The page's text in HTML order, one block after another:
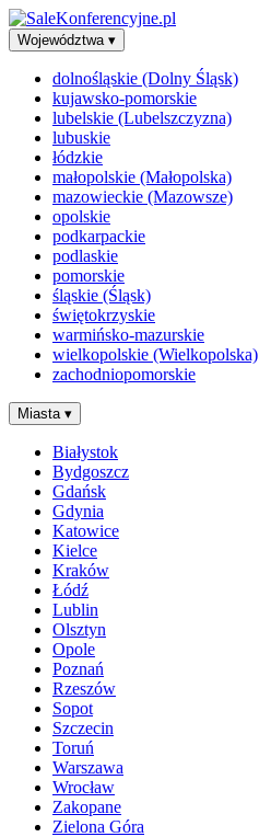
Województwa ▾
dolnośląskie (Dolny Śląsk)
kujawsko-pomorskie
lubelskie (Lubelszczyzna)
lubuskie
łódzkie
małopolskie (Małopolska)
mazowieckie (Mazowsze)
opolskie
podkarpackie
podlaskie
pomorskie
śląskie (Śląsk)
świętokrzyskie
warmińsko-mazurskie
wielkopolskie (Wielkopolska)
zachodniopomorskie
Miasta ▾
Białystok
Bydgoszcz
Gdańsk
Gdynia
Katowice
Kielce
Kraków
Łódź
Lublin
Olsztyn
Opole
Poznań
Rzeszów
Sopot
Szczecin
Toruń
Warszawa
Wrocław
Zakopane
Zielona Góra